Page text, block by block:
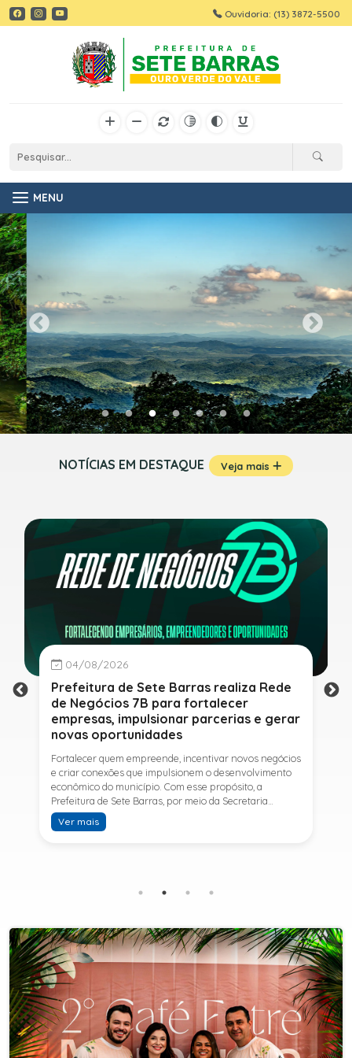
Ouvidoria: (13) 3872-5500
MENU
NOTÍCIAS EM DESTAQUE Veja mais
04/08/2026
Prefeitura de Sete Barras realiza Rede
de Negócios 7B para fortalecer
empresas, impulsionar parcerias e gerar
novas oportunidades
Fortalecer quem empreende, incentivar novos negócios
e criar conexões que impulsionem o desenvolvimento
econômico do município. Com esse propósito, a
Prefeitura de Sete Barras, por meio da Secretaria
Municipal de Turismo e Desenvolvimento Econômico,
promove na próxima terça-feira (11) a Rede de Negócios
telecomunicações e fundador da empresa Seu
Consultor, que compartilhará estratégias para
aumentar resultados, fortalecer relacionamentos
comerciais e ampliar as oportunidades de
negócios.Para a Secretária Municipal de Turismo e
Desenvolvimento Econômico, Edna Carvalho, a Rede de
Negócios 7B representa mais uma iniciativa da gestão
do Prefeito Ítalo Costa para fortalecer o
empreendedorismo e incentivar o crescimento das
Ver mais